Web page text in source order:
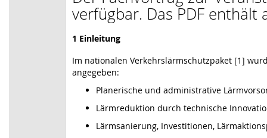
verfügbar. Das PDF enthält
1 Einleitung
Im nationalen Verkehrslärmschutzpaket [1]
angegeben:
Planerische und administrative
Lärmreduktion durch technische
Lärmsanierung, Investitionen,